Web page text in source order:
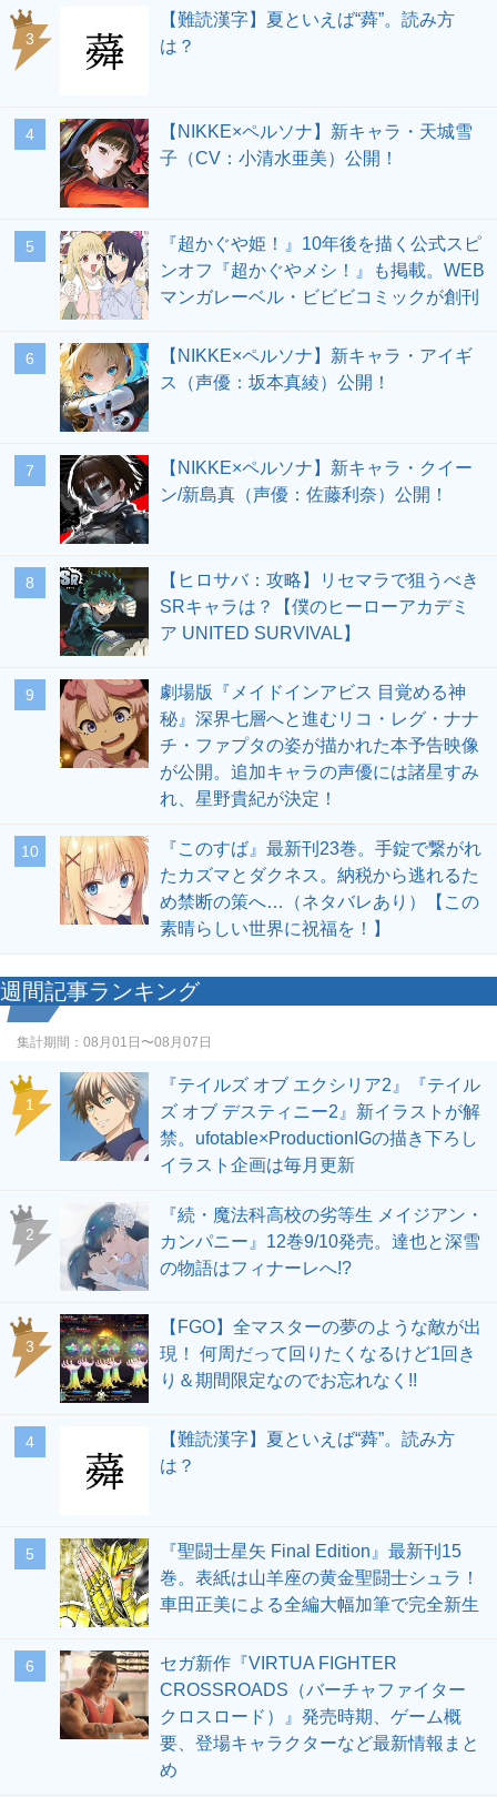
3
【難読漢字】夏といえば“蕣”。読み方
は？
4
【NIKKE×ペルソナ】新キャラ・天城雪
子（CV：小清水亜美）公開！
5
『超かぐや姫！』10年後を描く公式スピ
ンオフ『超かぐやメシ！』も掲載。WEB
マンガレーベル・ビビビコミックが創刊
6
【NIKKE×ペルソナ】新キャラ・アイギ
ス（声優：坂本真綾）公開！
7
【NIKKE×ペルソナ】新キャラ・クイー
ン/新島真（声優：佐藤利奈）公開！
8
【ヒロサバ：攻略】リセマラで狙うべき
SRキャラは？【僕のヒーローアカデミ
ア UNITED SURVIVAL】
9
劇場版『メイドインアビス 目覚める神
秘』深界七層へと進むリコ・レグ・ナナ
チ・ファプタの姿が描かれた本予告映像
が公開。追加キャラの声優には諸星すみ
れ、星野貴紀が決定！
10
『このすば』最新刊23巻。手錠で繋がれ
たカズマとダクネス。納税から逃れるた
め禁断の策へ…（ネタバレあり）【この
素晴らしい世界に祝福を！】
週間記事ランキング
集計期間： 08月01日〜08月07日
1
『テイルズ オブ エクシリア2』『テイル
ズ オブ デスティニー2』新イラストが解
禁。ufotable×ProductionIGの描き下ろし
イラスト企画は毎月更新
2
『続・魔法科高校の劣等生 メイジアン・
カンパニー』12巻9/10発売。達也と深雪
の物語はフィナーレへ!?
3
【FGO】全マスターの夢のような敵が出
現！ 何周だって回りたくなるけど1回き
り＆期間限定なのでお忘れなく!!
4
【難読漢字】夏といえば“蕣”。読み方
は？
5
『聖闘士星矢 Final Edition』最新刊15
巻。表紙は山羊座の黄金聖闘士シュラ！
車田正美による全編大幅加筆で完全新生
6
セガ新作『VIRTUA FIGHTER
CROSSROADS（バーチャファイター
クロスロード）』発売時期、ゲーム概
要、登場キャラクターなど最新情報まと
め